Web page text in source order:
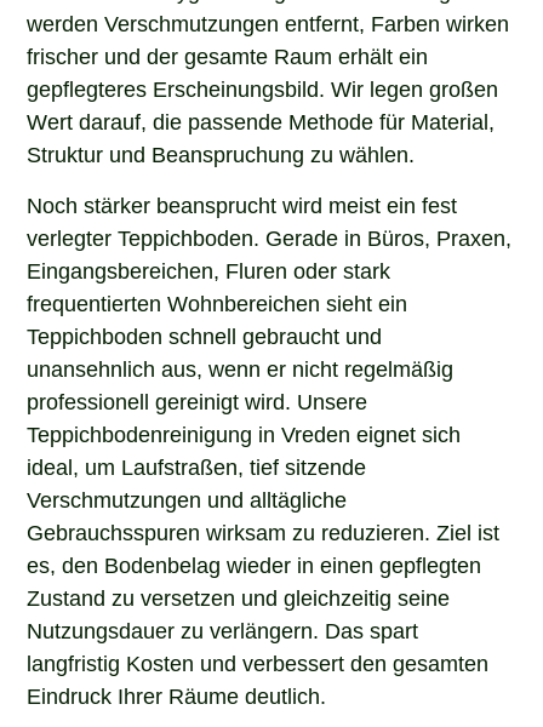
werden Verschmutzungen entfernt, Farben wirken
frischer und der gesamte Raum erhält ein
gepflegteres Erscheinungsbild. Wir legen großen
Wert darauf, die passende Methode für Material,
Struktur und Beanspruchung zu wählen.
Noch stärker beansprucht wird meist ein fest
verlegter Teppichboden. Gerade in Büros, Praxen,
Eingangsbereichen, Fluren oder stark
frequentierten Wohnbereichen sieht ein
Teppichboden schnell gebraucht und
unansehnlich aus, wenn er nicht regelmäßig
professionell gereinigt wird. Unsere
Teppichbodenreinigung in Vreden eignet sich
ideal, um Laufstraßen, tief sitzende
Verschmutzungen und alltägliche
Gebrauchsspuren wirksam zu reduzieren. Ziel ist
es, den Bodenbelag wieder in einen gepflegten
Zustand zu versetzen und gleichzeitig seine
Nutzungsdauer zu verlängern. Das spart
langfristig Kosten und verbessert den gesamten
Eindruck Ihrer Räume deutlich.